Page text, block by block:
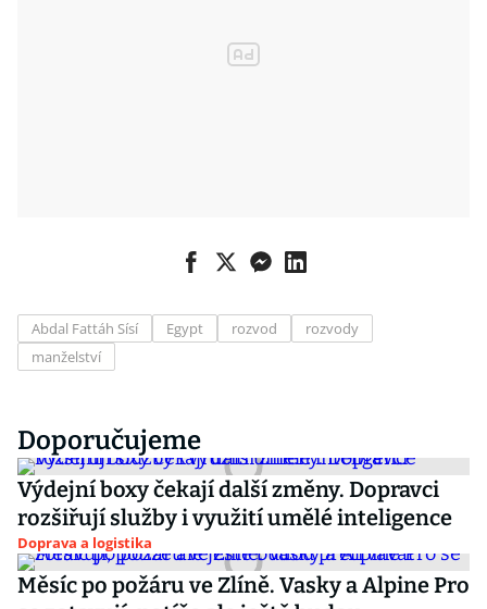
Abdal Fattáh Sísí Egypt rozvod
rozvody
manželství
Doporučujeme
Výdejní boxy čekají další změny. Dopravci
rozšiřují služby i využití umělé inteligence
Doprava a logistika
Měsíc po požáru ve Zlíně. Vasky a Alpine Pro